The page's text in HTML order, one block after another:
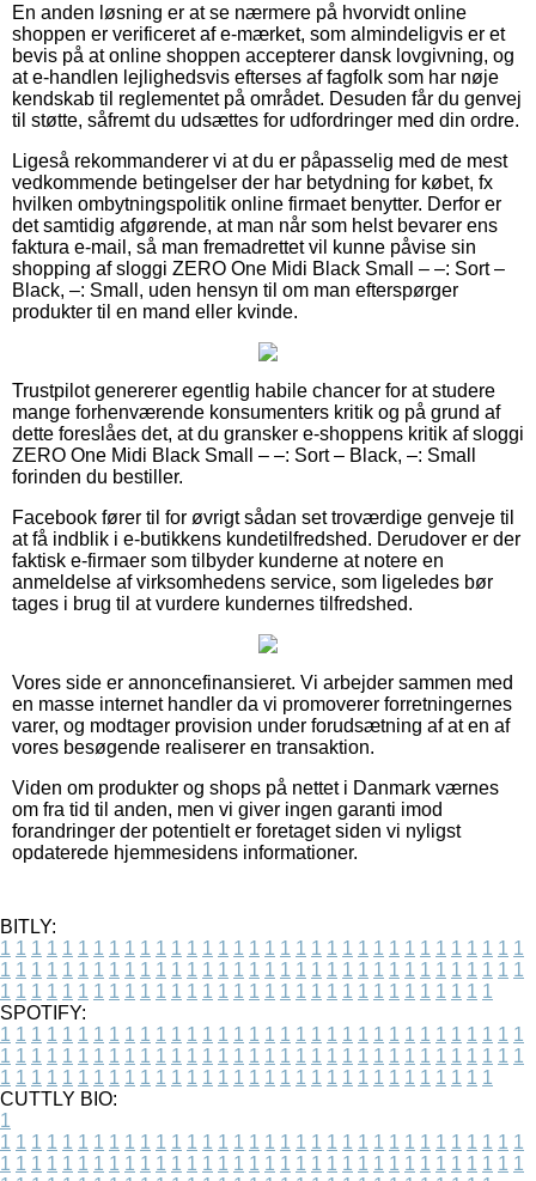
En anden løsning er at se nærmere på hvorvidt online
shoppen er verificeret af e-mærket, som almindeligvis er et
bevis på at online shoppen accepterer dansk lovgivning, og
at e-handlen lejlighedsvis efterses af fagfolk som har nøje
kendskab til reglementet på området. Desuden får du genvej
til støtte, såfremt du udsættes for udfordringer med din ordre.
Ligeså rekommanderer vi at du er påpasselig med de mest
vedkommende betingelser der har betydning for købet, fx
hvilken ombytningspolitik online firmaet benytter. Derfor er
det samtidig afgørende, at man når som helst bevarer ens
faktura e-mail, så man fremadrettet vil kunne påvise sin
shopping af sloggi ZERO One Midi Black Small – –: Sort –
Black, –: Small, uden hensyn til om man efterspørger
produkter til en mand eller kvinde.
Trustpilot genererer egentlig habile chancer for at studere
mange forhenværende konsumenters kritik og på grund af
dette foreslåes det, at du gransker e-shoppens kritik af sloggi
ZERO One Midi Black Small – –: Sort – Black, –: Small
forinden du bestiller.
Facebook fører til for øvrigt sådan set troværdige genveje til
at få indblik i e-butikkens kundetilfredshed. Derudover er der
faktisk e-firmaer som tilbyder kunderne at notere en
anmeldelse af virksomhedens service, som ligeledes bør
tages i brug til at vurdere kundernes tilfredshed.
Vores side er annoncefinansieret. Vi arbejder sammen med
en masse internet handler da vi promoverer forretningernes
varer, og modtager provision under forudsætning af at en af
vores besøgende realiserer en transaktion.
Viden om produkter og shops på nettet i Danmark værnes
om fra tid til anden, men vi giver ingen garanti imod
forandringer der potentielt er foretaget siden vi nyligst
opdaterede hjemmesidens informationer.
BITLY:
1 1 1 1 1 1 1 1 1 1 1 1 1 1 1 1 1 1 1 1 1 1 1 1 1 1 1 1 1 1 1 1 1 1
1 1 1 1 1 1 1 1 1 1 1 1 1 1 1 1 1 1 1 1 1 1 1 1 1 1 1 1 1 1 1 1 1 1
1 1 1 1 1 1 1 1 1 1 1 1 1 1 1 1 1 1 1 1 1 1 1 1 1 1 1 1 1 1 1 1
SPOTIFY:
1 1 1 1 1 1 1 1 1 1 1 1 1 1 1 1 1 1 1 1 1 1 1 1 1 1 1 1 1 1 1 1 1 1
1 1 1 1 1 1 1 1 1 1 1 1 1 1 1 1 1 1 1 1 1 1 1 1 1 1 1 1 1 1 1 1 1 1
1 1 1 1 1 1 1 1 1 1 1 1 1 1 1 1 1 1 1 1 1 1 1 1 1 1 1 1 1 1 1 1
CUTTLY BIO:
1
1 1 1 1 1 1 1 1 1 1 1 1 1 1 1 1 1 1 1 1 1 1 1 1 1 1 1 1 1 1 1 1 1 1
1 1 1 1 1 1 1 1 1 1 1 1 1 1 1 1 1 1 1 1 1 1 1 1 1 1 1 1 1 1 1 1 1 1